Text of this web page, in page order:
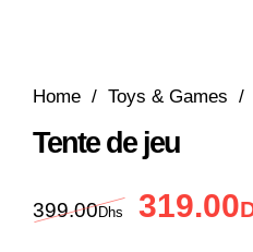
Home / Toys & Games /
Tente de jeu
399.00Dhs Le prix
319.00